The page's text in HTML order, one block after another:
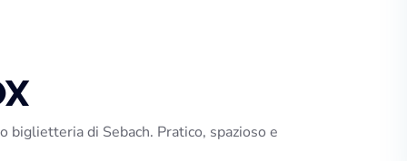
biglietteria di Sebach. Pratico, spazioso e